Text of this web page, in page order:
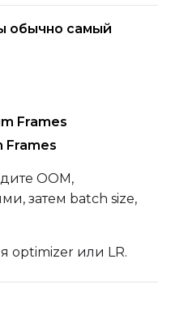
обычно самый
Frames
Frames
OOM,
затем batch size,
optimizer или LR.